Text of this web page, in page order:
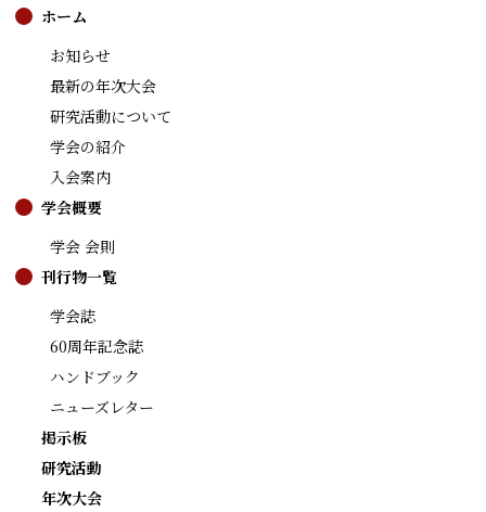
ホーム
お知らせ
最新の年次大会
研究活動について
学会の紹介
入会案内
学会概要
学会 会則
刊行物一覧
学会誌
60周年記念誌
ハンドブック
ニューズレター
掲示板
研究活動
年次大会